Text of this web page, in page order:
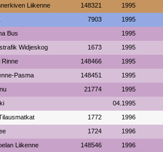
Liikenne 148321 1995
7903 1995
Bus 1995
Widjeskog 1673 1995
Rinne 148466 1995
Pasma 148451 1995
21774 1995
04.1995
1772 1996
1724 1996
Liikenne 148546 1996